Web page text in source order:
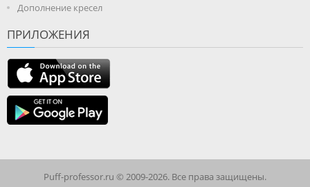
Дополнение кресел
ПРИЛОЖЕНИЯ
Puff-professor.ru © 2009-2026. Все права защищены.